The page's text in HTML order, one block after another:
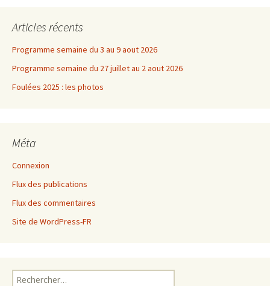
Articles récents
Programme semaine du 3 au 9 aout 2026
Programme semaine du 27 juillet au 2 aout 2026
Foulées 2025 : les photos
Méta
Connexion
Flux des publications
Flux des commentaires
Site de WordPress-FR
Rechercher :